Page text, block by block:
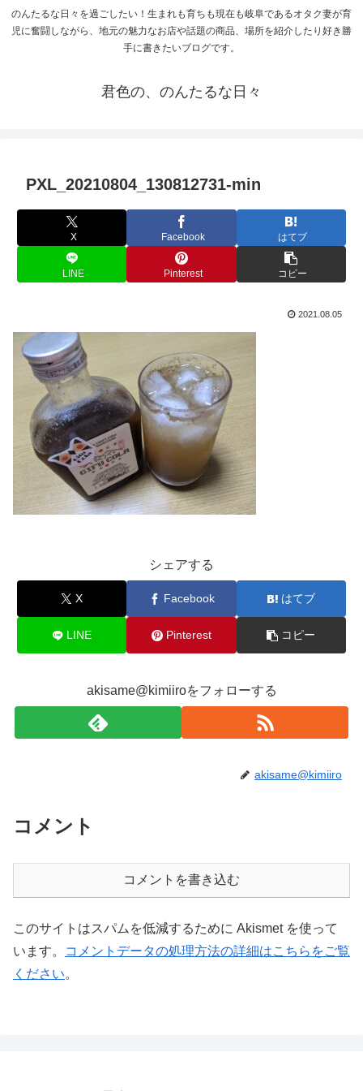
のんたるな日々を過ごしたい！生まれも育ちも現在も岐阜であるオタク妻が育
児に奮闘しながら、地元の魅力なお店や話題の商品、場所を紹介したり好き勝
手に書きたいブログです。
君色の、のんたるな日々
PXL_20210804_130812731-min
X Facebook はてブ
LINE Pinterest コピー
2021.08.05
シェアする
X Facebook はてブ
LINE Pinterest コピー
akisame@kimiiroをフォローする
akisame@kimiiro
コメント
コメントを書き込む
このサイトはスパムを低減するために Akismet を使って
います。
コメントデータの処理方法の詳細はこちらをご覧
ください。